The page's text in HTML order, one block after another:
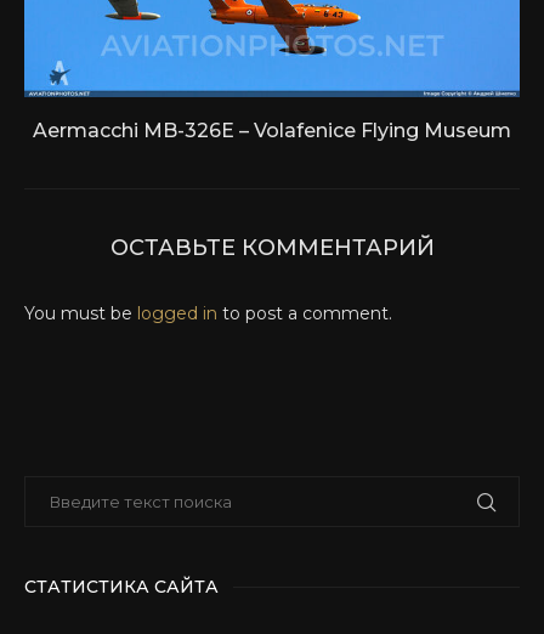
Aermacchi MB-326E – Volafenice Flying Museum
ОСТАВЬТЕ КОММЕНТАРИЙ
You must be logged in to post a comment.
СТАТИСТИКА САЙТА